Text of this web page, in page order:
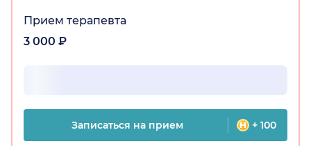
Прием терапевта
3 000 ₽
Записаться на прием + 100